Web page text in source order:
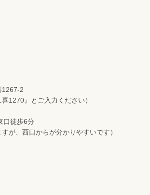
1267-2
喜1270』とご入力ください）
口徒歩6分
すが、西口からが分かりやすいです）